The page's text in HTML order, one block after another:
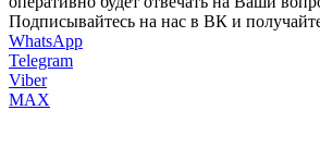
Подписывайтесь на нас в ВК и
WhatsApp
Telegram
Viber
MAX